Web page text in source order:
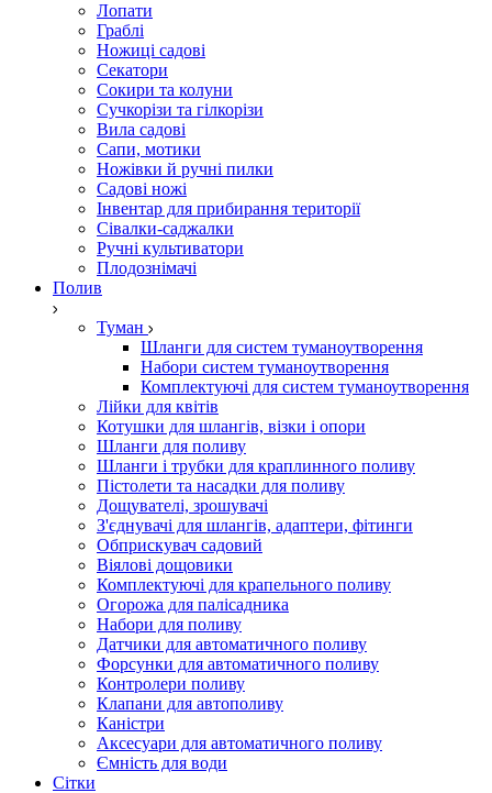
Лопати
Граблі
Ножиці садові
Секатори
Сокири та колуни
Сучкорізи та гілкорізи
Вила садові
Сапи, мотики
Ножівки й ручні пилки
Садові ножі
Інвентар для прибирання території
Сівалки-саджалки
Ручні культиватори
Плодознімачі
Полив
Туман
Шланги для систем туманоутворення
Набори систем туманоутворення
Комплектуючі для систем туманоутворення
Лійки для квітів
Котушки для шлангів, візки і опори
Шланги для поливу
Шланги і трубки для краплинного поливу
Пістолети та насадки для поливу
Дощувателі, зрошувачі
З'єднувачі для шлангів, адаптери, фітинги
Обприскувач садовий
Віялові дощовики
Комплектуючі для крапельного поливу
Огорожа для палісадника
Набори для поливу
Датчики для автоматичного поливу
Форсунки для автоматичного поливу
Контролери поливу
Клапани для автополиву
Каністри
Аксесуари для автоматичного поливу
Ємність для води
Сітки